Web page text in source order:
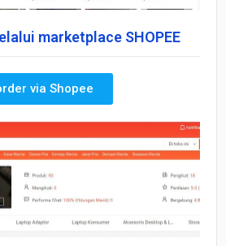
marketplace SHOPEE
via Shopee